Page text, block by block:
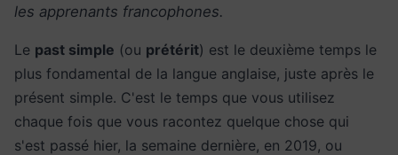
les apprenants francophones.
Le past simple (ou prétérit) est le deuxième temps le
plus fondamental de la langue anglaise, juste après le
présent simple. C'est le temps que vous utilisez
chaque fois que vous racontez quelque chose qui
s'est passé hier, la semaine dernière, en 2019, ou